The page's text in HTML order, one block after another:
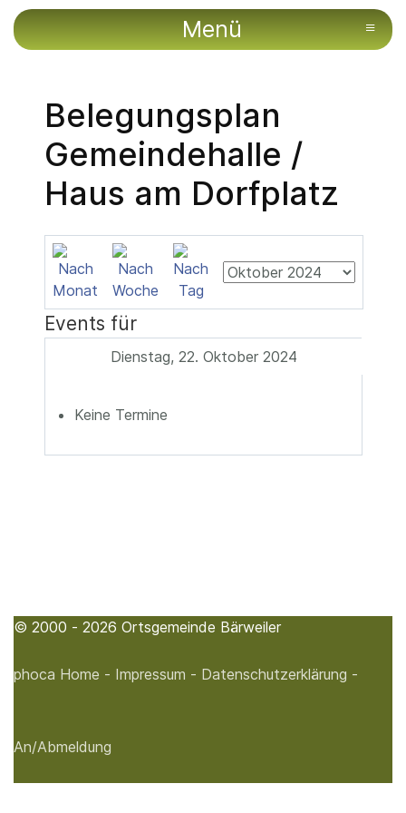
Menü ≡
Belegungsplan
Gemeindehalle /
Haus am Dorfplatz
Events für
Dienstag, 22. Oktober 2024
Keine Termine
© 2000 - 2026 Ortsgemeinde Bärweiler
phoca Home - Impressum - Datenschutzerklärung -
An/Abmeldung